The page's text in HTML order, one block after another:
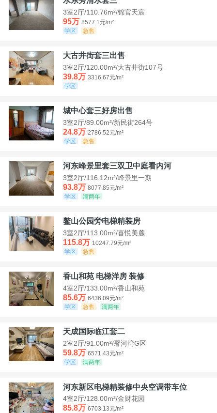
3室2厅/110.76m²/锦官天宸
95万 8577.1元/m²
学区
急售
大古井街套三出售
3室2厅/120.00m²/大古井街107号
39.8万 3316.67元/m²
学区
城中心套三好房出售
3室2厅/89.00m²/新民街264号
24.8万 2786.52元/m²
学区
急售
河东峰景里套三双卫中庭看内河
3室2厅/116.12m²/峰景里一期
93.8万 8077.85元/m²
学区
满两年
鳌山公园旁电梯精装房
3室2厅/113.00m²/喜悦美麓
115.8万 10247.79元/m²
学区
急售
香山和苑 电梯洋房 装修
4室2厅/133.00m²/香山和苑
85.6万 6436.09元/m²
学区
急售 满两年
天成国际临江套二
2室2厅/91.00m²/馨河湾G区
59.8万 6571.43元/m²
学区
满两年
河东新区电梯精装修中央空调带车位
4室2厅/128.00m²/金财花园
85.8万 6703.13元/m²